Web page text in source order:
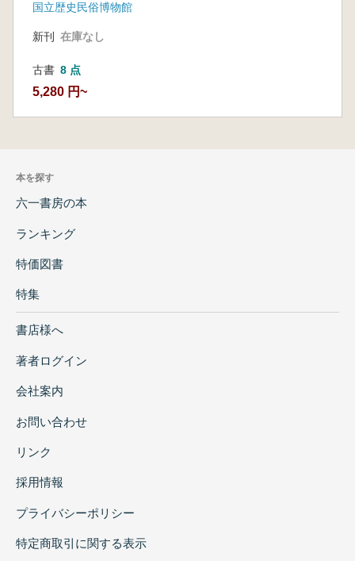
国立歴史民俗博物館
新刊 在庫なし
古書 8 点
5,280 円~
本を探す
六一書房の本
ランキング
特価図書
特集
書店様へ
著者ログイン
会社案内
お問い合わせ
リンク
採用情報
プライバシーポリシー
特定商取引に関する表示